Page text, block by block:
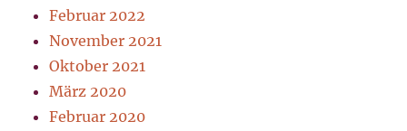
Februar 2022
November 2021
Oktober 2021
März 2020
Februar 2020